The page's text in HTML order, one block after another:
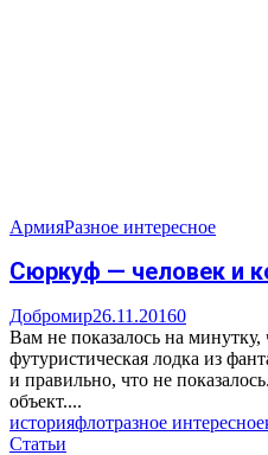
АрмияРазное интересное
Сюркуф — человек и
Добромир26.11.20160
Вам не показалось на минутку,
футуристическая лодка из
и правильно, что не
объект....
историяфлотразное интересное
Статьи